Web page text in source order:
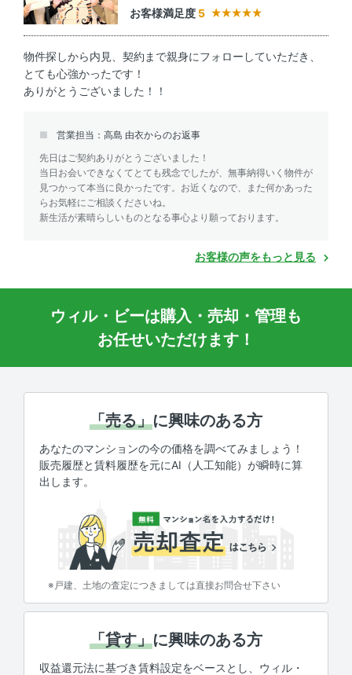
お客様満足度 5
物件探しから内見、契約まで親身にフォローしていただき、
とても心強かったです！
ありがとうございました！！
営業担当：高島 由衣からのお返事
先日はご契約ありがとうございました！
当日お会いできなくてとても残念でしたが、無事納得いく物件が
見つかって本当に良かったです。お近くなので、また何かあった
らお気軽にご相談くださいね。
新生活が素晴らしいものとなる事心より願っております。
お客様の声をもっと見る
ウィル・ビーは購入・売却・管理も
お任せいただけます！
「売る」に興味のある方
あなたのマンションの今の価格を調べてみましょう！
販売履歴と賃料履歴を元にAI（人工知能）が瞬時に算
出します。
※戸建、土地の査定につきましては直接お問合せ下さい
「貸す」に興味のある方
収益還元法に基づき賃料設定をベースとし、ウィル・